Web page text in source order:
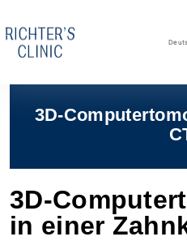
3D-
3D-
in einer